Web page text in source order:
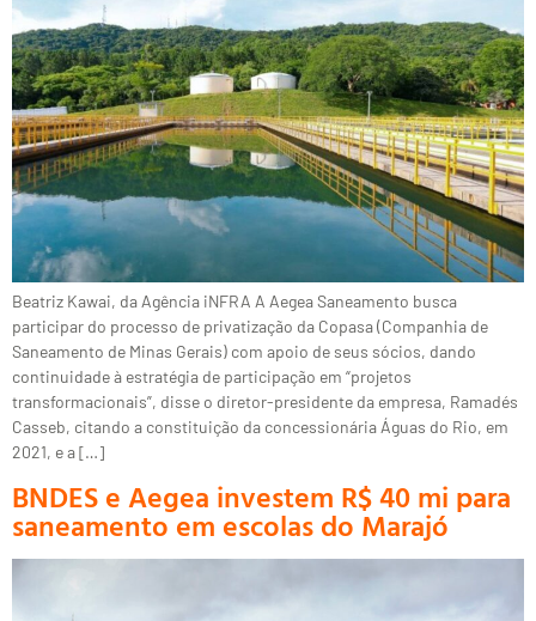
Beatriz Kawai, da Agência iNFRA A Aegea Saneamento busca
participar do processo de privatização da Copasa (Companhia de
Saneamento de Minas Gerais) com apoio de seus sócios, dando
continuidade à estratégia de participação em “projetos
transformacionais”, disse o diretor-presidente da empresa, Ramadés
Casseb, citando a constituição da concessionária Águas do Rio, em
2021, e a […]
BNDES e Aegea investem R$ 40 mi para
saneamento em escolas do Marajó